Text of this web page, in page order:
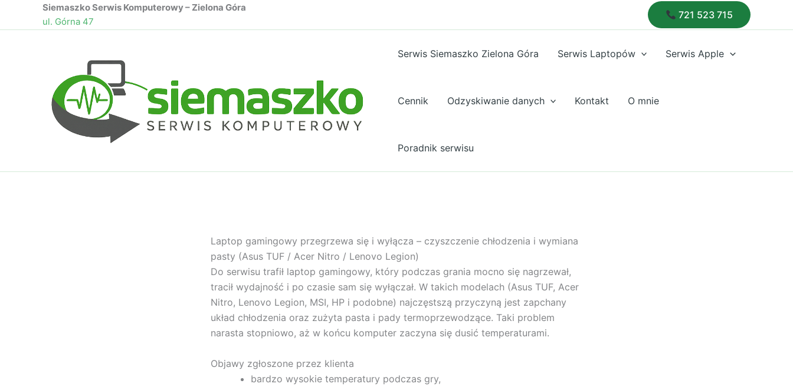
Siemaszko Serwis Komputerowy – Zielona Góra
ul. Górna 47
721 523 715
Serwis Siemaszko Zielona Góra Serwis Laptopów Serwis Apple
Cennik Odzyskiwanie danych Kontakt O mnie
Poradnik serwisu
Laptop gamingowy przegrzewa się i wyłącza – czyszczenie chłodzenia i wymiana
pasty (Asus TUF / Acer Nitro / Lenovo Legion)
Do serwisu trafił laptop gamingowy, który podczas grania mocno się nagrzewał,
tracił wydajność i po czasie sam się wyłączał. W takich modelach (Asus TUF, Acer
Nitro, Lenovo Legion, MSI, HP i podobne) najczęstszą przyczyną jest zapchany
układ chłodzenia oraz zużyta pasta i pady termoprzewodzące. Taki problem
narasta stopniowo, aż w końcu komputer zaczyna się dusić temperaturami.
Objawy zgłoszone przez klienta
bardzo wysokie temperatury podczas gry,